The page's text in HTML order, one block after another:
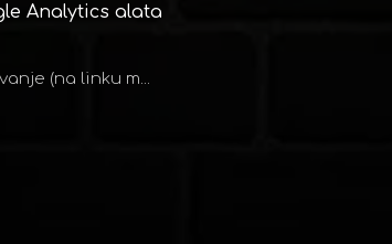
Analytics alata
(na linku m...